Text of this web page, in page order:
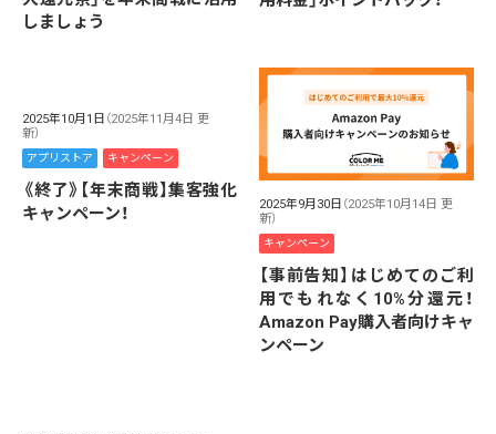
しましょう
2025年10月1日 （2025年11月4日 更
新）
アプリストア キャンペーン
《終了》【年末商戦】集客強化
キャンペーン！
2025年9月30日 （2025年10月14日 更
新）
キャンペーン
【事前告知】はじめてのご利
用でもれなく10%分還元！
Amazon Pay購入者向けキャ
ンペーン